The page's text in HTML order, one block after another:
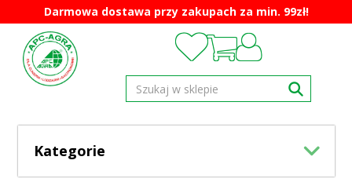
Darmowa dostawa przy zakupach za min. 99zł!
Kategorie